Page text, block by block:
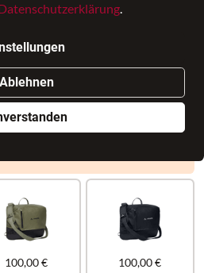
.
Ablehnen
GRATIS
in Dellwig Fellmer
100,00 € 100,00 €